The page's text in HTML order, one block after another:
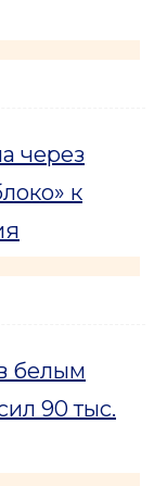
через
к
белым
90 тыс.